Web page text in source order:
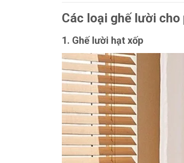
Các loại ghế lười cho
1. Ghế lười hạt xốp